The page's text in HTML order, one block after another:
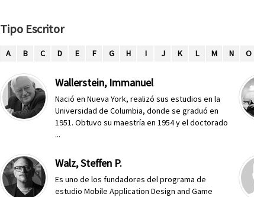
Tipo Escritor
A B C D E F G H I J K L M N O
Wallerstein, Immanuel
Nació en Nueva York, realizó sus estudios en la
Universidad de Columbia, donde se graduó en
1951. Obtuvo su maestría en 1954 y el doctorado
...
Walz, Steffen P.
Es uno de los fundadores del programa de
estudio Mobile Application Design and Game